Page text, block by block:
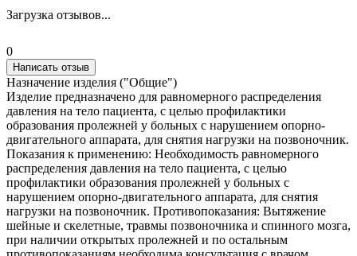
Загрузка отзывов...
0
Написать отзыв
Назначение изделия ("Общие")
Изделие предназначено для равномерного распределения
давления на тело пациента, с целью профилактики
образования пролежней у больных с нарушением опорно-
двигательного аппарата, для снятия нагрузки на позвоночник.
Показания к применению: Необходимость равномерного
распределения давления на тело пациента, с целью
профилактики образования пролежней у больных с
нарушением опорно-двигательного аппарата, для снятия
нагрузки на позвоночник. Противопоказания: Вытяжение
шейные и скелетные, травмы позвоночника и спинного мозга,
при наличии открытых пролежней и по остальным